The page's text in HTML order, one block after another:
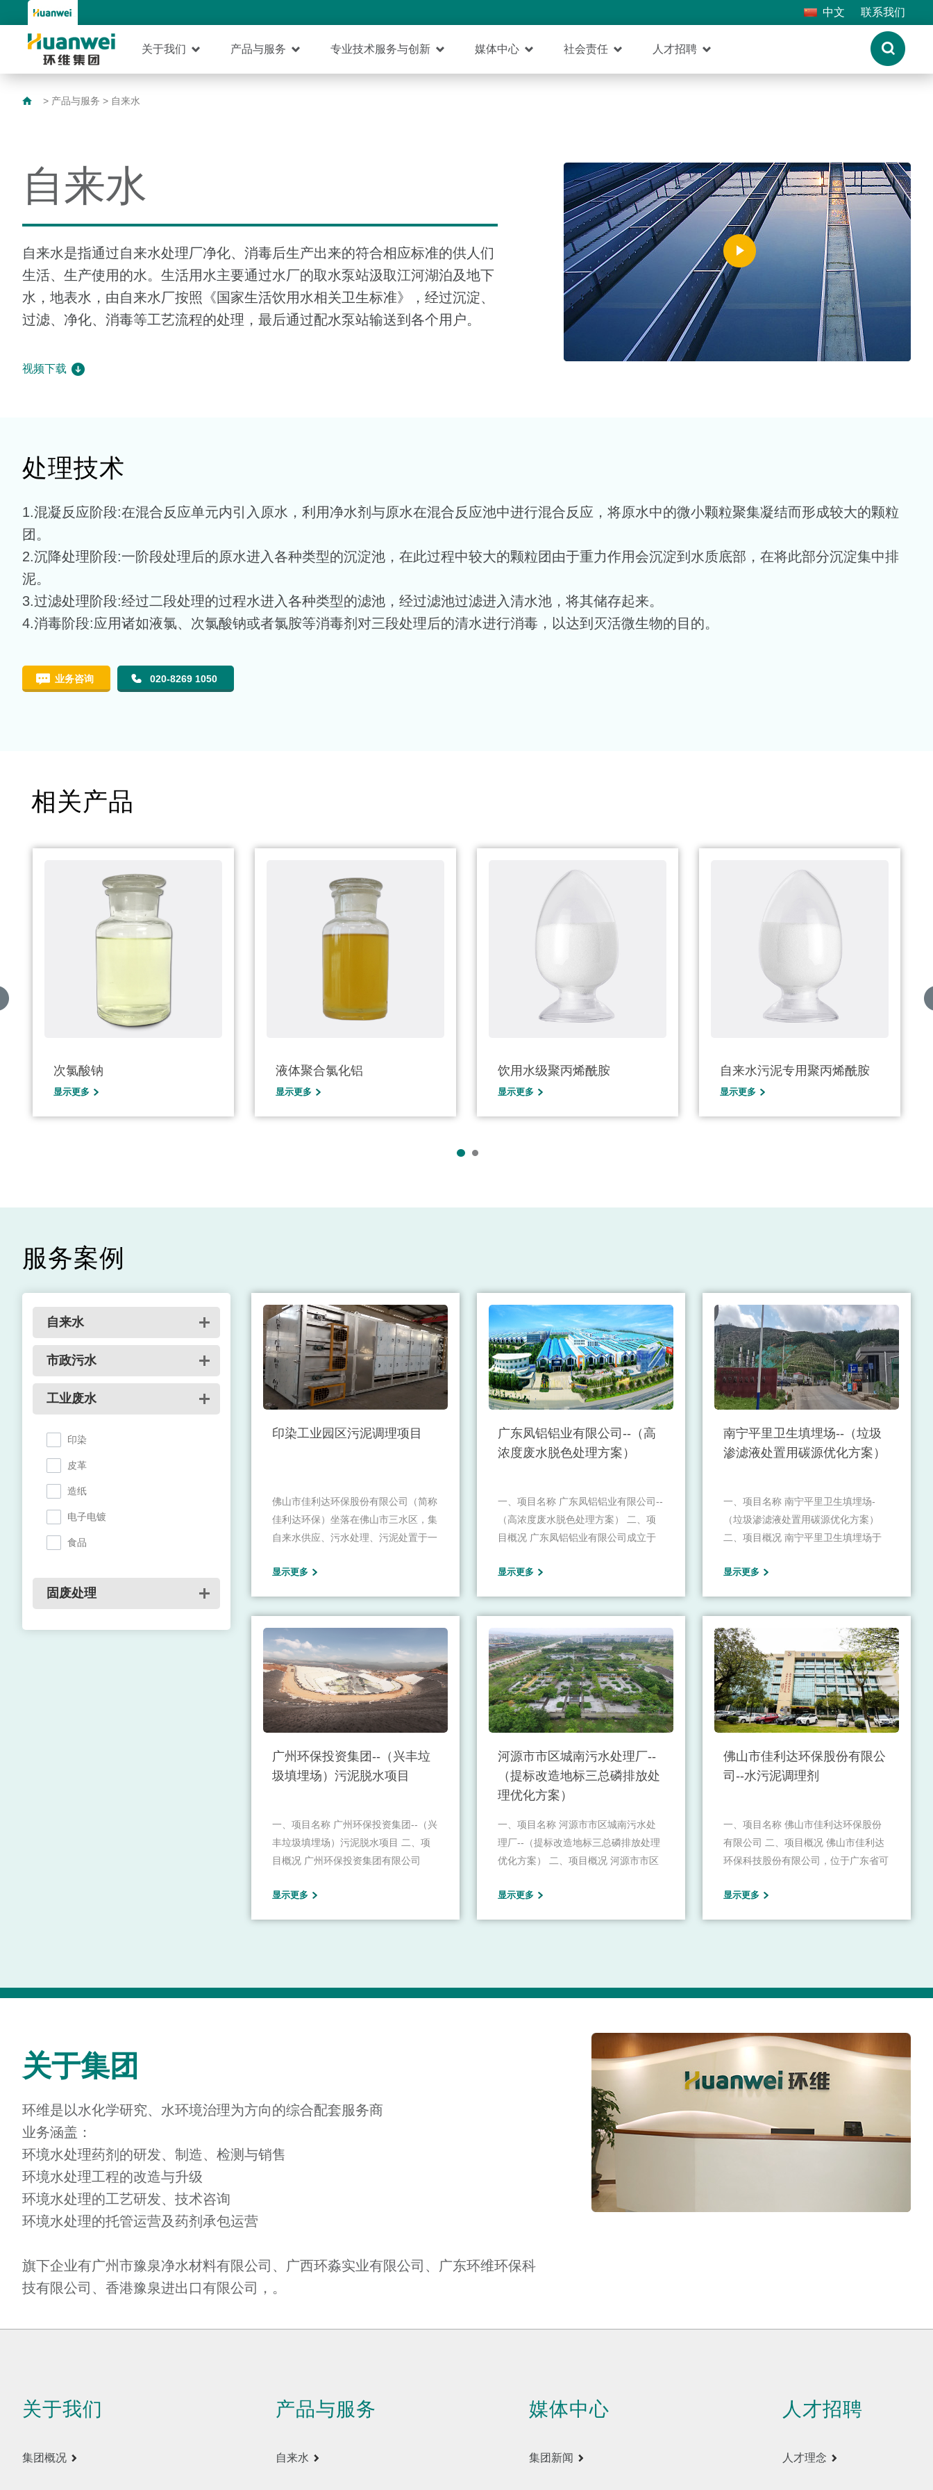
中文 联系我们
关于我们 产品与服务 专业技术服务与创新 媒体中心 社会责任 人才招聘
> 产品与服务 > 自来水
自来水
自来水是指通过自来水处理厂净化、消毒后生产出来的符合相应标准的供人们
生活、生产使用的水。生活用水主要通过水厂的取水泵站汲取江河湖泊及地下
水，地表水，由自来水厂按照《国家生活饮用水相关卫生标准》，经过沉淀、
过滤、净化、消毒等工艺流程的处理，最后通过配水泵站输送到各个用户。
视频下载
处理技术
1.混凝反应阶段:在混合反应单元内引入原水，利用净水剂与原水在混合反应池中进行混合反应，将原水中的微小颗粒聚集凝结而形成较大的颗粒
团。
2.沉降处理阶段:一阶段处理后的原水进入各种类型的沉淀池，在此过程中较大的颗粒团由于重力作用会沉淀到水质底部，在将此部分沉淀集中排
泥。
3.过滤处理阶段:经过二段处理的过程水进入各种类型的滤池，经过滤池过滤进入清水池，将其储存起来。
4.消毒阶段:应用诸如液氯、次氯酸钠或者氯胺等消毒剂对三段处理后的清水进行消毒，以达到灭活微生物的目的。
业务咨询 020-8269 1050
相关产品
次氯酸钠
显示更多
液体聚合氯化铝
显示更多
饮用水级聚丙烯酰胺
（PAM）
显示更多
自来水污泥专用聚丙烯酰胺
阳离子
显示更多
服务案例
自来水
市政污水
工业废水
印染
皮革
造纸
电子电镀
食品
固废处理
印染工业园区污泥调理项目
佛山市佳利达环保股份有限公司（简称
佳利达环保）坐落在佛山市三水区，集
自来水供应、污水处理、污泥处置于一
供好的产品和技术支持、健全的售后服
销售；服装生产、销售；热电厂发电、
电力销售；物业管理；环保技术研发及
转让。
显示更多
广东凤铝铝业有限公司--（高
浓度废水脱色处理方案）
一、项目名称 广东凤铝铝业有限公司--
（高浓度废水脱色处理方案） 二、项
目概况 广东凤铝铝业有限公司成立于
与销售为一体的综合型大型企业，是中
统门窗、高端装饰材及航空航天、军工
类等特种铝合金产品，曾荣获“中国航
天专用铝材”、国家“制造业单项冠军示
范企业”、“国家级企业技术中心”、“国
家认可实验室”、“国家高新技术企
业”、“有色金属产品实物质量金杯奖”等
荣誉。
显示更多
南宁平里卫生填埋场--（垃圾
渗滤液处置用碳源优化方案）
一、项目名称 南宁平里卫生填埋场-
（垃圾渗滤液处置用碳源优化方案）
二、项目概况 南宁平里卫生填埋场于
然沟，是目前南宁市唯一一座在运营的
生活垃圾焚烧余量即焚烧发电厂检修应
急增量生活垃圾的卫生填埋。
显示更多
广州环保投资集团--（兴丰垃
圾填埋场）污泥脱水项目
一、项目名称 广州环保投资集团--（兴
丰垃圾填埋场）污泥脱水项目 二、项
目概况 广州环保投资集团有限公司
直属的全资国有企业致力于环保领域的
显示更多
河源市市区城南污水处理厂--
（提标改造地标三总磷排放处
理优化方案）
​一、项目名称 河源市市区城南污水处
理厂--（提标改造地标三总磷排放处理
优化方案） 二、项目概况 河源市市区
（其中厂区占地5万平方米，湿地公园
污水处理设备，厂区主体工艺采用
三类排放，总磷出水指标≤0.2mg/L。
是目前全国污水处理厂排放最高标准。
显示更多
佛山市佳利达环保股份有限公
司--水污泥调理剂
一、项目名称 佛山市佳利达环保股份
有限公司 二、项目概况 佛山市佳利达
环保科技股份有限公司，位于广东省可
工业园区，公司注册资本1.6亿元，固
集团公司。专业领域覆盖纺织化学与染
用、生物质能、工业节能、化工热能及
显示更多
关于集团
环维是以水化学研究、水环境治理为方向的综合配套服务商
业务涵盖：
环境水处理药剂的研发、制造、检测与销售
环境水处理工程的改造与升级
环境水处理的工艺研发、技术咨询
环境水处理的托管运营及药剂承包运营
旗下企业有广州市豫泉净水材料有限公司、广西环淼实业有限公司、广东环维环保科
技有限公司、香港豫泉进出口有限公司，。
关于我们
集团概况
产品与服务
自来水
媒体中心
集团新闻
人才招聘
人才理念